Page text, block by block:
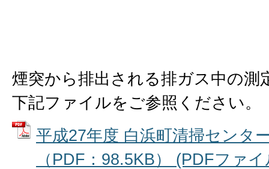
煙突から排出される排ガス中の測
下記ファイルをご参照ください。
平成27年度 白浜町清掃センタ
（PDF：98.5KB） (PDFファ